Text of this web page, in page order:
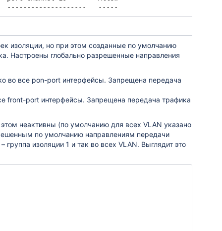
--------------------   -----
изоляции, но при этом созданные по умолчанию
Настроены глобально разрешенные направления
во все pon-port интерфейсы. Запрещена передача
front-port интерфейсы. Запрещена передача трафика
неактивны (по умолчанию для всех VLAN указано
по умолчанию направлениям передачи
изоляции 1 и так во всех VLAN. Выглядит это